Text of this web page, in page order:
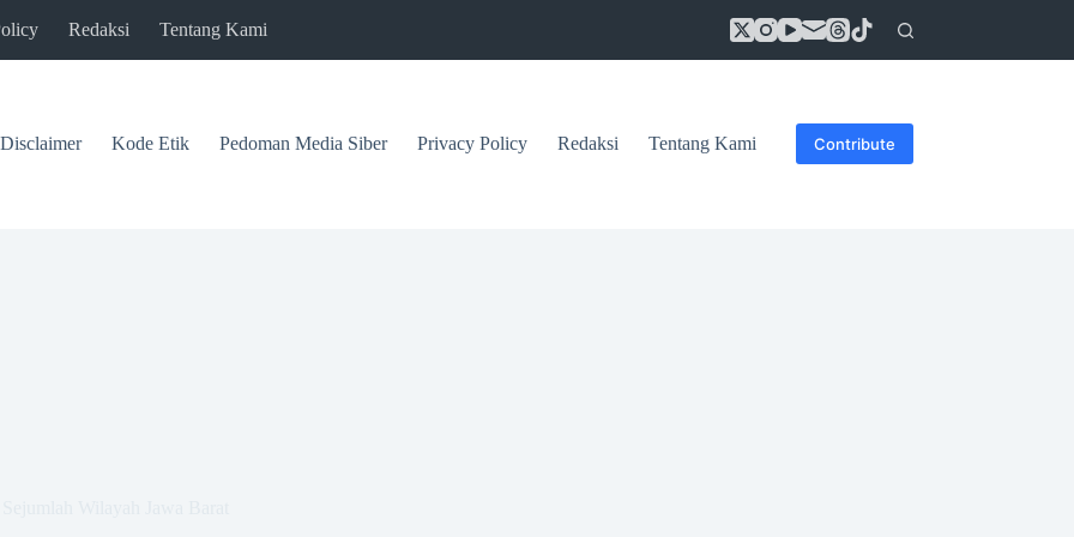
Redaksi Tentang Kami
Disclaimer Kode Etik Pedoman Media Siber Privacy Policy Redaksi Tentang Kami Contribute